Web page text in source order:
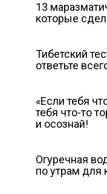
13
которые
Тибетский
ответьте
«Если тебя
тебя что-то
и осознай!
Огуречная
по утрам для